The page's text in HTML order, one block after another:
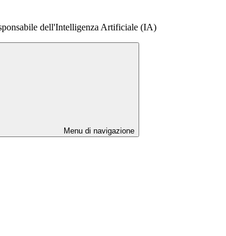
dell'Intelligenza Artificiale (IA)
Menu di navigazione